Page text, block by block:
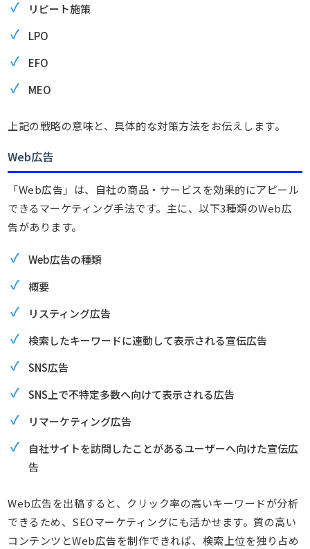
リピート施策
LPO
EFO
MEO
上記の戦略の意味と、具体的な対策方法をお伝えします。
Web広告
「Web広告」は、自社の商品・サービスを効果的にアピール
できるマーケティング手法です。主に、以下3種類のWeb広
告があります。
Web広告の種類
概要
リスティング広告
検索したキーワードに連動して表示される宣伝広告
SNS広告
SNS上で不特定多数へ向けて表示される広告
リマーケティング広告
自社サイトを訪問したことがあるユーザーへ向けた宣伝広
告
Web広告を出稿すると、クリック率の高いキーワードが分析
できるため、SEOマーケティングにも活かせます。質の高い
コンテンツとWeb広告を制作できれば、検索上位を独り占め